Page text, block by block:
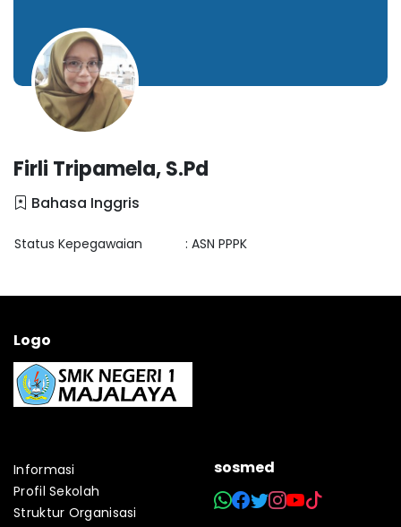
Firli Tripamela, S.Pd
Bahasa Inggris
Status Kepegawaian : ASN PPPK
Logo
Informasi
Profil Sekolah
Struktur Organisasi
sosmed